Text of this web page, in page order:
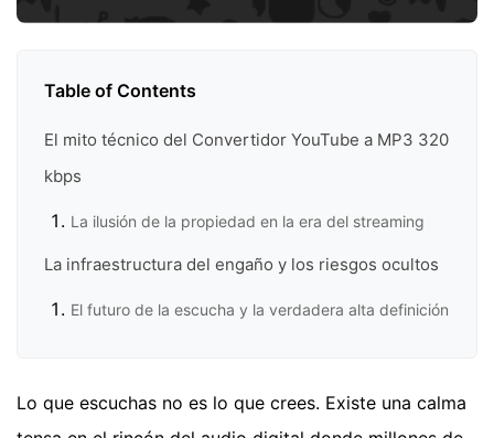
Table of Contents
El mito técnico del Convertidor YouTube a MP3 320
kbps
La ilusión de la propiedad en la era del streaming
La infraestructura del engaño y los riesgos ocultos
El futuro de la escucha y la verdadera alta definición
Lo que escuchas no es lo que crees. Existe una calma